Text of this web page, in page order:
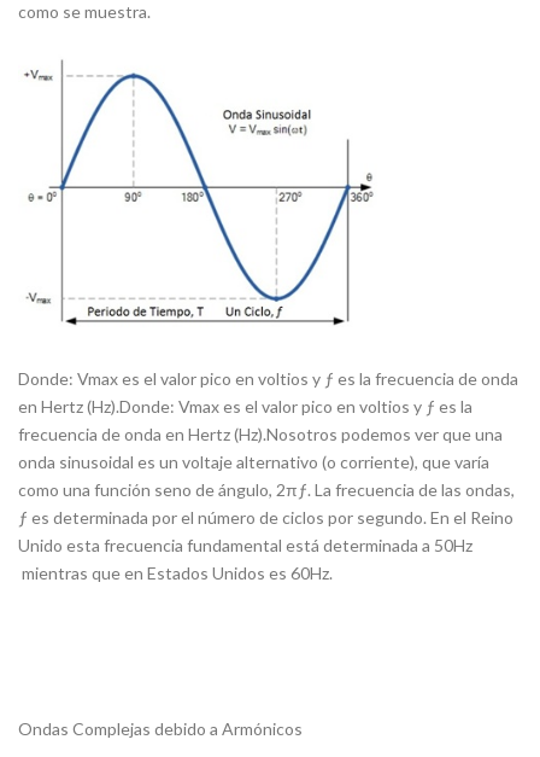
como se muestra.
Donde: Vmax es el valor pico en voltios y ƒ es la frecuencia de onda
en Hertz (Hz).Donde: Vmax es el valor pico en voltios y ƒ es la
frecuencia de onda en Hertz (Hz).Nosotros podemos ver que una
onda sinusoidal es un voltaje alternativo (o corriente), que varía
como una función seno de ángulo, 2πƒ. La frecuencia de las ondas,
ƒ es determinada por el número de ciclos por segundo. En el Reino
Unido esta frecuencia fundamental está determinada a 50Hz
mientras que en Estados Unidos es 60Hz.
Ondas Complejas debido a Armónicos